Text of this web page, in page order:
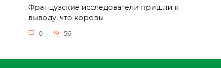
Французские исследователи пришли к
выводу, что коровы
0 56